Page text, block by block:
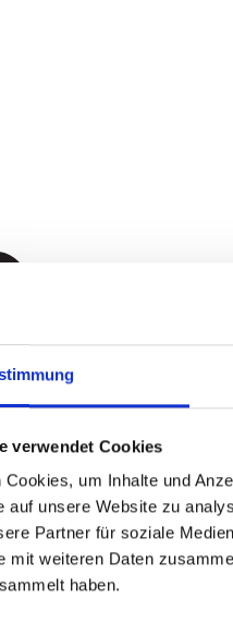
verwendet Cookies
Cookies, um Inhalte und
auf unsere Website zu
Partner für soziale
mit weiteren Daten
haben.